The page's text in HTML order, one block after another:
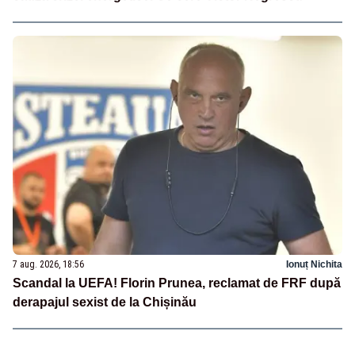
7 aug. 2026, 18:56 Ionuț Nichita
Scandal la UEFA! Florin Prunea, reclamat de FRF după
derapajul sexist de la Chișinău